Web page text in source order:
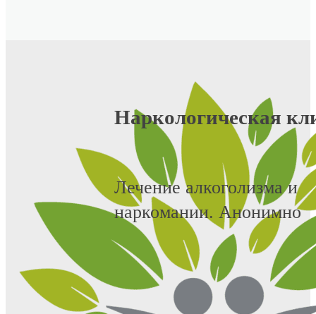
Наркологическая
Лечение алкоголизма и
наркомании. Анонимно